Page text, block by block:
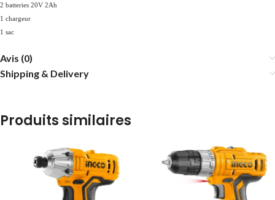
2 batteries 20V 2Ah
1 chargeur
1 sac
Avis (0)
Shipping & Delivery
Produits similaires